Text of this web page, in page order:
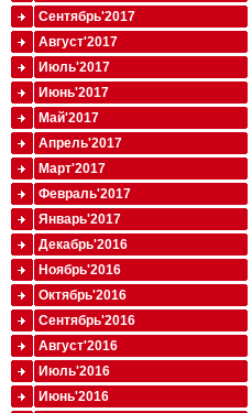
Сентябрь'2017
Август'2017
Июль'2017
Июнь'2017
Май'2017
Апрель'2017
Март'2017
Февраль'2017
Январь'2017
Декабрь'2016
Ноябрь'2016
Октябрь'2016
Сентябрь'2016
Август'2016
Июль'2016
Июнь'2016